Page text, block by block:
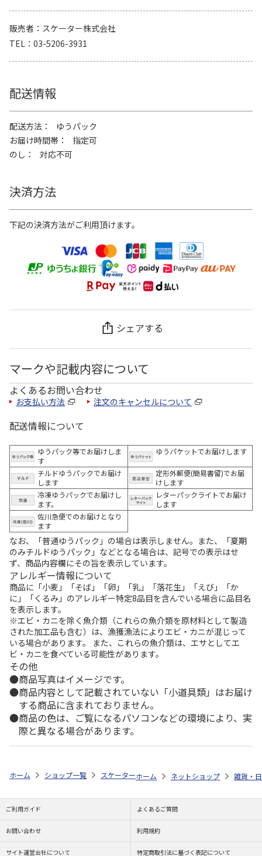
販売者
スケーター株式会社
TEL
03-5206-3931
配送情報
配送方法
ゆうパック
お届け時間帯
指定可
のし
対応不可
決済方法
下記の決済方法がご利用頂けます。
シェアする
マークや記載内容について
よくあるお問い合わせ
お支払い方法 注文のキャンセルについて
配送情報について
ゆうパック等でお届けしま
す
ゆうパケットでお届けします
チルドゆうパックでお届け
します
定形外郵便(簡易書留)でお届
けします
冷凍ゆうパックでお届けし
ます。
レターパックライトでお届け
します
佐川急便でのお届けとなり
ます
なお、「普通ゆうパック」の場合は表示しません。また、「夏期
のみチルドゆうパック」などとなる場合は、記号での表示はせ
ず、商品内容欄にその旨を表示しています。
アレルギー情報について
商品に「小麦」「そば」「卵」「乳」「落花生」「えび」「か
に」「くるみ」のアレルギー特定8品目を含んでいる場合に品目名
を表示します。
※エビ・カニを除く魚介類（これらの魚介類を原材料として製造
された加工品も含む）は、漁獲漁法によりエビ・カニが混じって
いる場合があります。 また、これらの魚介類は、エサとしてエ
ビ・カニを食べている可能性があります。
その他
商品写真はイメージです。
商品内容として記載されていない「小道具類」はお届け
する商品に含まれておりません。
商品の色は、ご覧になるパソコンなどの環境により、実
際と異なる場合があります。
ホーム ショップ一覧 スケーター シールボックス500ml 2個入
ホーム ネットショップ 雑貨・
ご利用ガイド よくあるご質問
お問い合わせ 利用規約
サイト運営会社について 特定商取引法に基づく表記について